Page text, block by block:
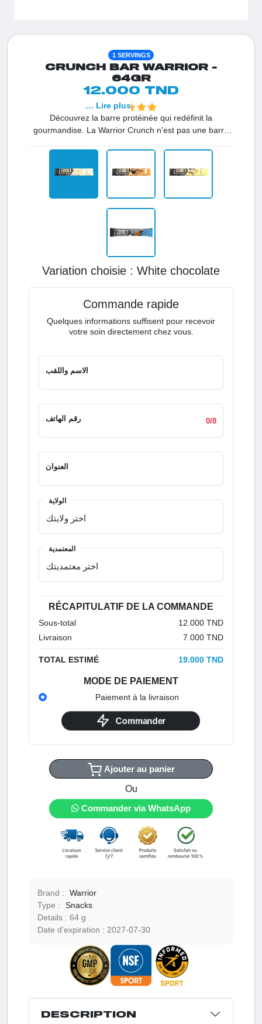
1 SERVINGS
CRUNCH BAR WARRIOR -
64GR
12.000 TND
Découvrez la barre protéinée qui redéfinit la
gourmandise. La Warrior Crunch n'est pas une barre
et sa triple couche croustillante, elle offre une
expérience gustative digne d'une barre chocolatée
… Lire plus
Variation choisie : white chocolate
Commande rapide
Quelques informations suffisent pour recevoir
votre soin directement chez vous.
الاسم واللقب
رقم الهاتف 0/8
العنوان
الولاية
المعتمدية
RÉCAPITULATIF DE LA COMMANDE
Sous-total
12.000 TND
Livraison
7.000 TND
TOTAL ESTIMÉ 19.000 TND
MODE DE PAIEMENT
Paiement à la livraison
Commander
Ajouter au panier
Ou
Commander via WhatsApp
Brand :
Warrior
Type :
Snacks
Details :
64 g
Date d'expiration : 2027-07-30
DESCRIPTION